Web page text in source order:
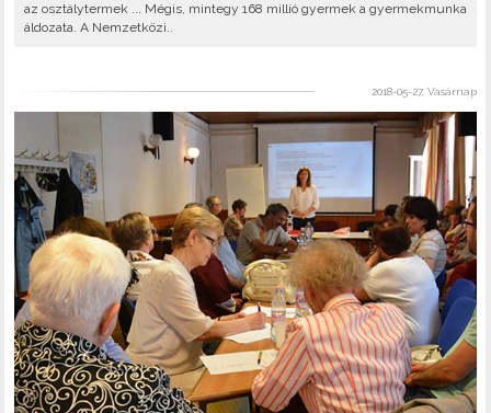
az osztálytermek ... Mégis, mintegy 168 millió gyermek a gyermekmunka
áldozata. A Nemzetközi..
2018-05-27, Vasárnap